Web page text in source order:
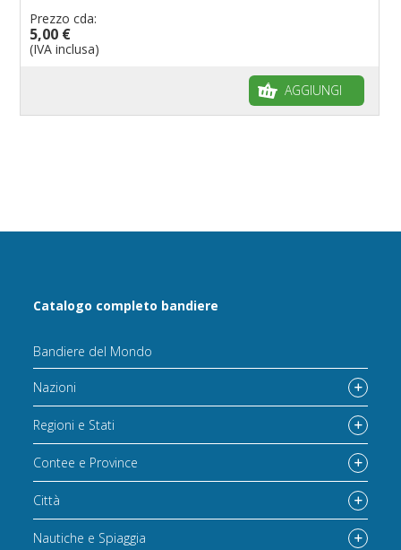
Prezzo cda:
5,00 €
(IVA inclusa)
AGGIUNGI
Catalogo completo bandiere
Bandiere del Mondo
Nazioni
Regioni e Stati
Contee e Province
Città
Nautiche e Spiaggia